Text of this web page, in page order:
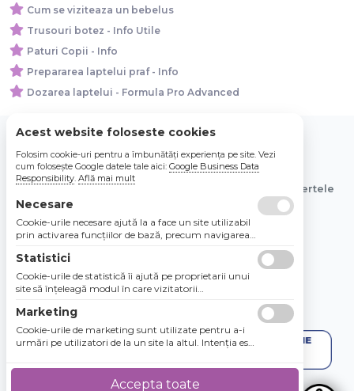
Cum se viziteaza un bebelus
Trusouri botez - Info Utile
Paturi Copii - Info
Prepararea laptelui praf - Info
Dozarea laptelui - Formula Pro Advanced
© 2026 Bebe Nou Online Store SRL
Toate preturile sunt exprimate in lei si includ tva. Ofertele
sunt valabile in limita stocului disponibil.
Acest website foloseste cookies
Folosim cookie-uri pentru a îmbunătăți experiența pe site. Vezi
cum folosește Google datele tale aici: Google Business Data
Responsibility. Află mai mult
Necesare
Cookie-urile necesare ajută la a face un site utilizabil
prin activarea funcţiilor de bază, precum navigarea
Site-ul nu poate funcţiona corespunzător fără aceste
cookie-uri.
Statistici
Cookie-urile de statistică îi ajută pe proprietarii unui
site să înţeleagă modul în care vizitatorii
raportarea informaţiilor în mod anonim.
Marketing
Cookie-urile de marketing sunt utilizate pentru a-i
urmări pe utilizatori de la un site la altul. Intenţia este
utilizatorii individuali, aşadar ele sunt mai valoroase
pentru agenţiile de puiblicitate şi părţile terţe care se
Accepta toate